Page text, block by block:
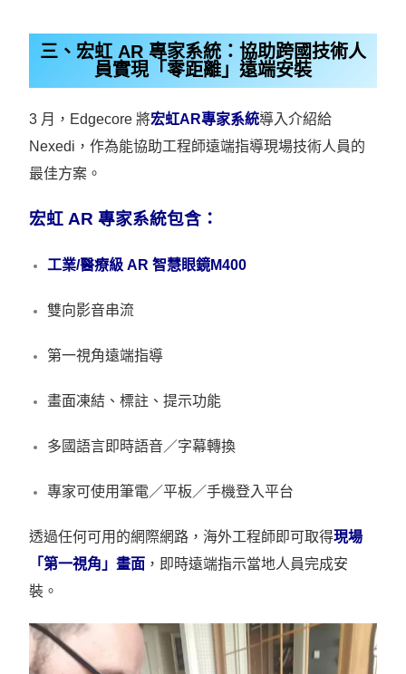
三、宏虹 AR 專家系統：協助跨國技術人
員實現「零距離」遠端安裝
3 月，Edgecore 將宏虹AR專家系統導入介紹給
Nexedi，作為能協助工程師遠端指導現場技術人員的
最佳方案。
宏虹 AR 專家系統包含：
工業/醫療級 AR 智慧眼鏡M400
雙向影音串流
第一視角遠端指導
畫面凍結、標註、提示功能
多國語言即時語音／字幕轉換
專家可使用筆電／平板／手機登入平台
透過任何可用的網際網路，海外工程師即可取得現場
「第一視角」畫面 ，即時遠端指示當地人員完成安
裝。